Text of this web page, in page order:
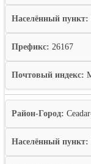
Населённый пункт:
Префикс: 26167
Почтовый индекс:
Район-Город:
Населённый пункт: